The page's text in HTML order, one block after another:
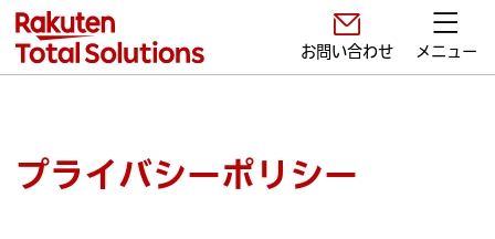
お問い合わせ メニュー
プライバシーポリシー